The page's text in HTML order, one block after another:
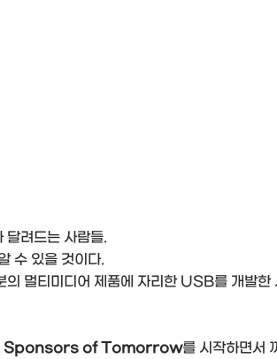
달려드는 사람들.
수 있을 것이다.
멀티미디어 제품에 자리한 USB를 개발한
Sponsors of Tomorrow를 시작하면서